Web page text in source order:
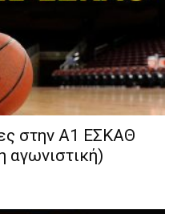
στην Α1 ΕΣΚΑΘ
αγωνιστική)